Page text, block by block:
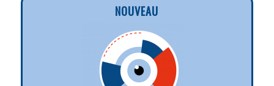
NOUVEAU